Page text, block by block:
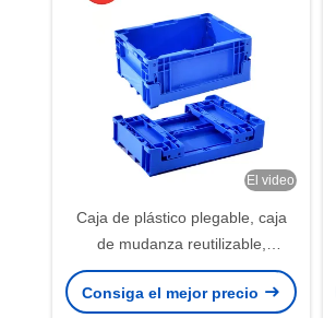
El video
Caja de plástico plegable, caja
de mudanza reutilizable,
fabricante de material PP, ahorro
de espacio
Consiga el mejor precio